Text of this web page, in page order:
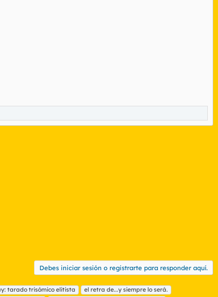
Debes iniciar sesión o registrarte para responder aquí.
tarado trisómico elitista
el retra de...y siempre lo será.